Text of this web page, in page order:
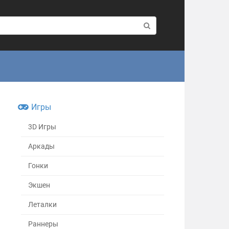
Игры
3D Игры
Аркады
Гонки
Экшен
Леталки
Раннеры